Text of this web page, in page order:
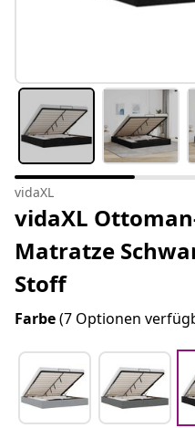
vidaXL
vidaXL
Matratze
Stoff
Farbe(7 Optionen